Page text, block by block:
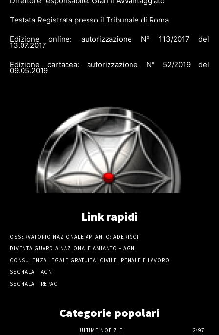
Testata Registrata presso il Tribunale di Roma
Edizione online: autorizzazione N° 113/2017 del
13.07.2017
Edizione cartacea: autorizzazione N° 52/2019 del
09.05.2019
Link rapidi
OSSERVATORIO NAZIONALE AMIANTO: ADERISCI
DIVENTA GUARDIA NAZIONALE AMIANTO – AGN
CONSULENZA LEGALE GRATUITA: CIVILE, PENALE E LAVORO
SEGNALA – AGN
SEGNALA – REPAC
Categorie popolari
ULTIME NOTIZIE 2497